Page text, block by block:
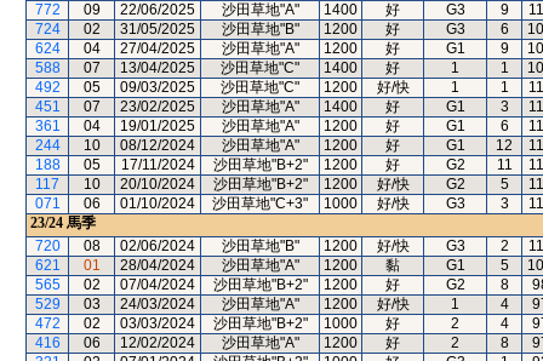
772
09 22/06/2025 沙田草地"A" 1400 好 G3 9
724
02 31/05/2025 沙田草地"B" 1200 好 G3 6
624
04 27/04/2025 沙田草地"A" 1200 好 G1 9
588
07 13/04/2025 沙田草地"C" 1400 好 1 1
492
05 09/03/2025 沙田草地"C" 1200 好/快 1 1
451
07 23/02/2025 沙田草地"A" 1400 好 G1 3
361
04 19/01/2025 沙田草地"A" 1200 好 G1 6
244
10 08/12/2024 沙田草地"A" 1200 好 G1 12
188
05 17/11/2024 沙田草地"B+2" 1200 好 G2 11
117
10 20/10/2024 沙田草地"B+2" 1200 好/快 G2 5
071
06 01/10/2024 沙田草地"C+3" 1000 好/快 G3 3
23/24 馬季
720
08 02/06/2024 沙田草地"B" 1200 好/快 G3 2
621
01 28/04/2024 沙田草地"A" 1200 黏 G1 5
565
02 07/04/2024 沙田草地"B+2" 1200 好 G2 8
529
03 24/03/2024 沙田草地"A" 1200 好/快 1 4
472
02 03/03/2024 沙田草地"B+2" 1000 好 2 4
416
06 12/02/2024 沙田草地"A" 1200 好 2 8